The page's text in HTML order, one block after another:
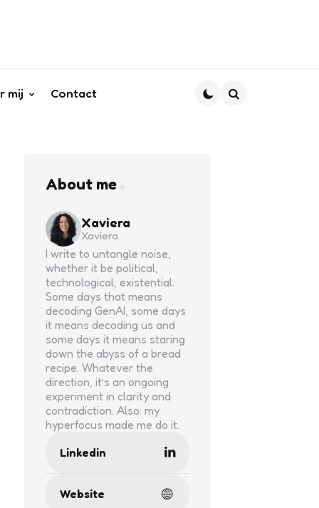
mij Contact
About me
Xaviera
Xaviera
I write to untangle noise,
whether it be political,
technological, existential.
Some days that means
decoding GenAI, some days
it means decoding us and
some days it means staring
down the abyss of a bread
recipe. Whatever the
direction, it’s an ongoing
experiment in clarity and
contradiction. Also: my
hyperfocus made me do it.
Linkedin
Website